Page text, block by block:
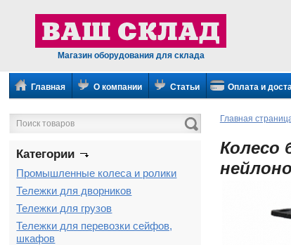
Магазин оборудования для склада
Главная О компании Статьи Оплата и
Категории
Промышленные колеса и ролики
Тележки для дворников
Тележки для грузов
Тележки для перевозки сейфов,
шкафов
Главная
Колесо